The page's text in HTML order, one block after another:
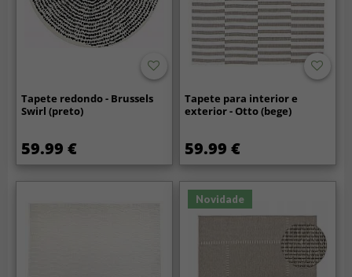
Tapete redondo - Brussels
Swirl (preto)
59.99 €
Tapete para interior e
exterior - Otto (bege)
59.99 €
Novidade